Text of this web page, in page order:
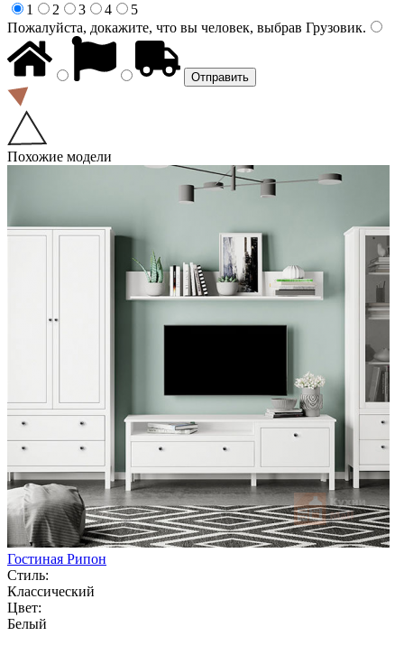
1
2 3 4
5
Пожалуйста, докажите, что вы человек, выбрав Грузовик.
Похожие модели
Гостиная Рипон
Стиль:
Классический
Цвет:
Белый